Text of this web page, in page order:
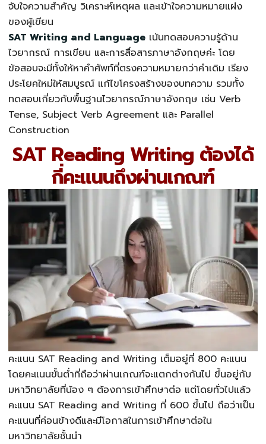
จับใจความสำคัญ วิเคราะห์เหตุผล และเข้าใจความหมายแฝง
ของผู้เขียน
SAT Writing and Language เน้นทดสอบความรู้ด้าน
ไวยากรณ์ การเขียน และการสื่อสารภาษาอังกฤษค่ะ โดย
ข้อสอบจะมีทั้งให้หาคำศัพท์ที่ตรงความหมายกว่าคำเดิม เรียง
ประโยคใหม่ให้สมบูรณ์ แก้ไขโครงสร้างของบทความ รวมทั้ง
ทดสอบเกี่ยวกับพื้นฐานไวยากรณ์ภาษาอังกฤษ เช่น Verb
Tense, Subject Verb Agreement และ Parallel
Construction
SAT Reading Writing ต้องได้
กี่คะแนนถึงผ่านเกณฑ์
คะแนน SAT Reading and Writing เต็มอยู่ที่ 800 คะแนน
โดยคะแนนขั้นต่ำที่ถือว่าผ่านเกณฑ์จะแตกต่างกันไป ขึ้นอยู่กับ
มหาวิทยาลัยที่น้อง ๆ ต้องการเข้าศึกษาต่อ แต่โดยทั่วไปแล้ว
คะแนน SAT Reading and Writing ที่ 600 ขึ้นไป ถือว่าเป็น
คะแนนที่ค่อนข้างดีและมีโอกาสในการเข้าศึกษาต่อใน
มหาวิทยาลัยชั้นนำ